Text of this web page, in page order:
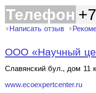
Телефон
Написать отзыв
ООО «Научный
Славянский бул., дом 11
www.ecoexpertcenter.ru